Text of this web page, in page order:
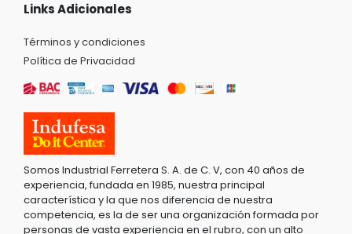
Links Adicionales
Términos y condiciones
Política de Privacidad
Somos Industrial Ferretera S. A. de C. V, con 40 años de
experiencia, fundada en 1985, nuestra principal
característica y la que nos diferencia de nuestra
competencia, es la de ser una organización formada por
personas de vasta experiencia en el rubro, con un alto